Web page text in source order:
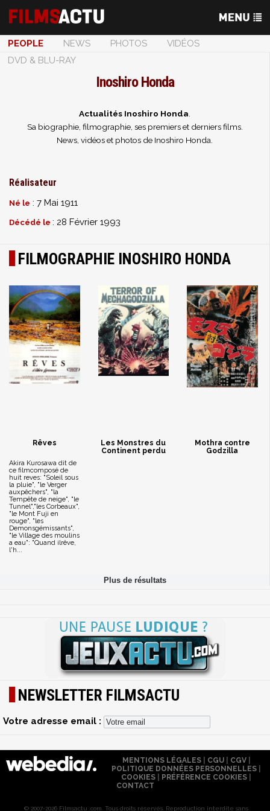
PEOPLE NEWS PHOTOS
VIDÉOS
DVD & BLU-RAY
Inoshiro Honda
Actualités Inoshiro Honda
Sa biographie, filmographie, ses premiers et derniers films.
News, vidéos et photos de Inoshiro Honda.
Réalisateur
Né le : 7 Mai 1911
Décédé le : 28 Février 1993
FILMOGRAPHIE INOSHIRO HONDA
Rêves
Akira Kurosawa dit de
ce filmcomposé de
huit reves: "Soleil sous
la pluie", "le Verger
auxpêchers", "la
Tempête de neige", "le
Tunnel","les Corbeaux",
"le Mont Fuji en
rouge", "les
Demonsgémissants",
"le Village des moulins
a eau": "Quand ilrêve,
l'h...
Les Monstres du
Continent perdu
Mothra contre
Godzilla
NEWSLETTER FILMSACTU
Votre adresse email :
MENTIONS LÉGALES| CGU| CGV|
POLITIQUE DONNÉES PERSONNELLES
COOKIES
PRÉFÉRENCE COOKIES
CONTACT
© 2007-2026 Filmsactu .com. Tous droits réservés. Reproduction interdite sans